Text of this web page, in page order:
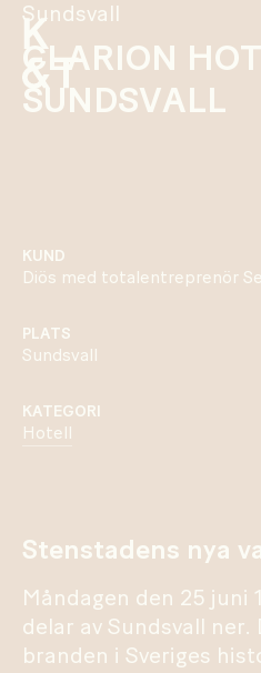
Sundsvall
CLARION
SUNDSVALL
KUND
Diös med totalentreprenör
PLATS
Sundsvall
KATEGORI
Hotell
Stenstadens nya
Måndagen den 25 juni
delar av Sundsvall
branden i Sveriges